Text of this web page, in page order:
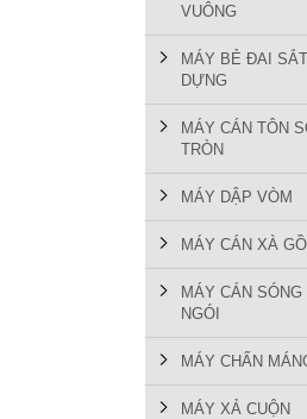
VUÔNG
MÁY BẺ ĐAI
DỰNG
MÁY CÁN TÔN
TRÒN
MÁY DẬP VÒM
MÁY CÁN XÀ
MÁY CÁN SÓNG
NGÓI
MÁY CHẤN
MÁY XẢ CUỘN